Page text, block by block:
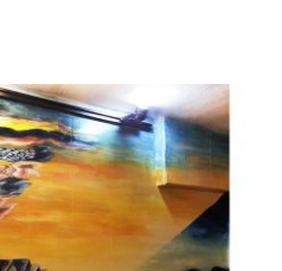
伊根町的鯉魚旗
商業合作